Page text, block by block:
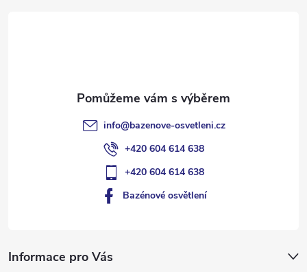
Informace pro Vás
info@bazenove-osvetleni.cz
+420 604 614 638
+420 604 614 638
Bazénové osvětlení